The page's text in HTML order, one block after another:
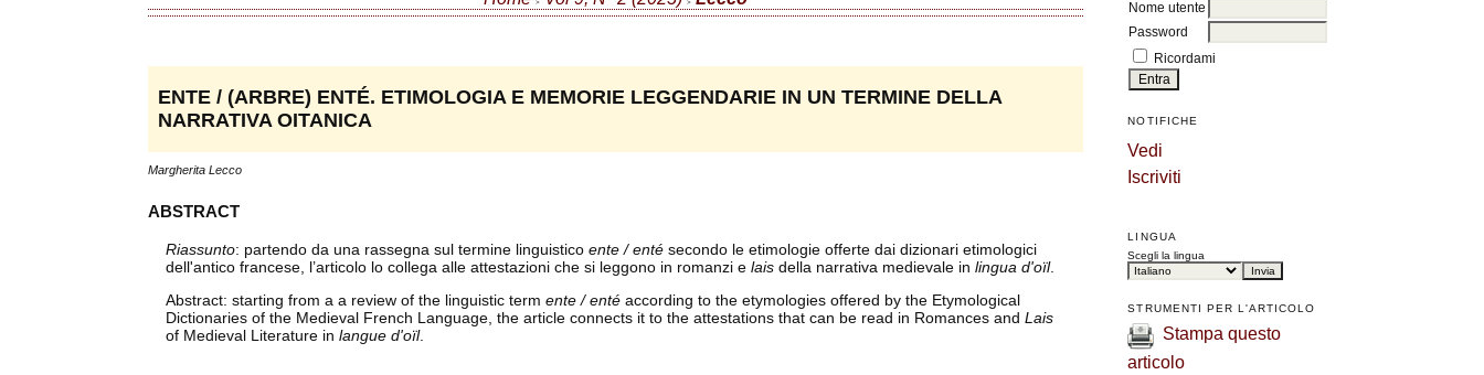
Nome utente
Password
Ricordami
NOTIFICHE
Vedi
Iscriviti
LINGUA
Scegli la lingua
STRUMENTI PER L'ARTICOLO
Stampa questo
articolo
ENTE / (ARBRE) ENTÉ. ETIMOLOGIA E MEMORIE LEGGENDARIE IN UN TERMINE DELLA
NARRATIVA OITANICA
Margherita Lecco
ABSTRACT
Riassunto: partendo da una rassegna sul termine linguistico ente / enté secondo le etimologie offerte dai dizionari etimologici
dell'antico francese, l’articolo lo collega alle attestazioni che si leggono in romanzi e lais della narrativa medievale in lingua d'oïl.
Abstract: starting from a a review of the linguistic term ente / entéaccording to the etymologies offered by the Etymological
Dictionaries of the Medieval French Language, the article connects it to the attestations that can be read in Romances and Lais
of Medieval Literature in langue d'oïl.